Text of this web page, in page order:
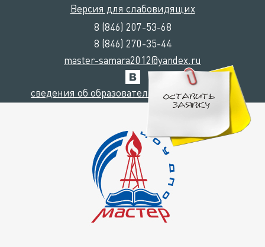
Версия для слабовидящих
8 (846) 207-53-68
8 (846) 270-35-44
master-samara2012@yandex.ru
сведения об образовательной организации